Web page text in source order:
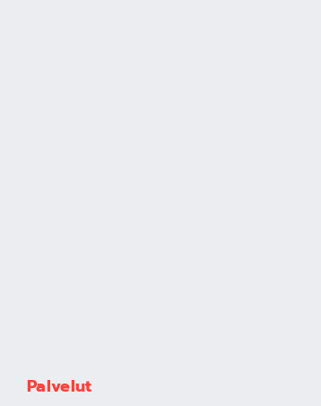
Palvelut